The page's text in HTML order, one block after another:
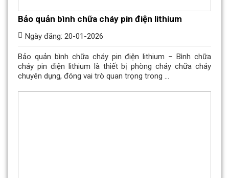
Bảo quản bình chữa cháy pin điện lithium
Ngày đăng: 20-01-2026
Bảo quản bình chữa cháy pin điện lithium – Bình chữa
cháy pin điện lithium là thiết bị phòng cháy chữa cháy
chuyên dụng, đóng vai trò quan trọng trong ...